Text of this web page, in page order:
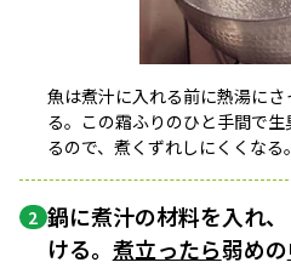
魚は煮汁に入れる前に熱湯に
る。この霜ふりのひと手間で
るので、煮くずれしにくくなる。
2 鍋に煮汁の材料を入れ
ける。 煮立ったら弱めの